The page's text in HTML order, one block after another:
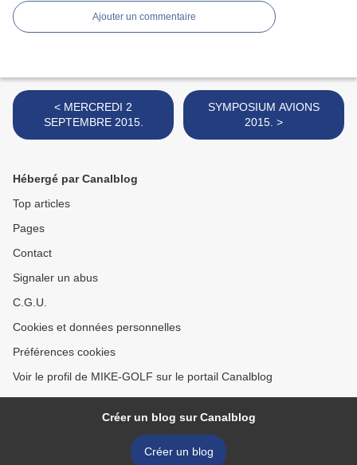
Ajouter un commentaire
< MERCREDI 2
SEPTEMBRE 2015.
SYMPOSIUM AVIONS
2015. >
Hébergé par Canalblog
Top articles
Pages
Contact
Signaler un abus
C.G.U.
Cookies et données personnelles
Préférences cookies
Voir le profil de MIKE-GOLF sur le portail Canalblog
Créer un blog sur Canalblog
Créer un blog